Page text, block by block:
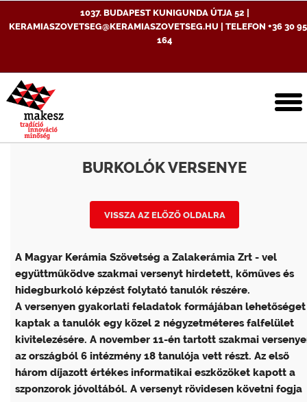
1037. BUDAPEST KUNIGUNDA ÚTJA 52 |
KERAMIASZOVETSEG@KERAMIASZOVETSEG.HU | TELEFON +36 30
164
BURKOLÓK VERSENYE
VISSZA AZ ELŐZŐ OLDALRA
A Magyar Kerámia Szövetség a Zalakerámia Zrt - vel
együttműködve szakmai versenyt hirdetett, kőműves és
hidegburkoló képzést folytató tanulók részére.
A versenyen gyakorlati feladatok formájában lehetőséget
kaptak a tanulók egy közel 2 négyzetméteres falfelület
kivitelezésére. A november 11-én tartott szakmai
az országból 6 intézmény 18 tanulója vett részt. Az első
három díjazott értékes informatikai eszközöket kapott a
szponzorok jóvoltából. A versenyt rövidesen követni fogja